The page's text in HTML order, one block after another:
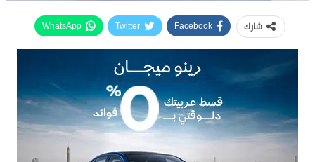
شارك Facebook
Twitter
WhatsApp